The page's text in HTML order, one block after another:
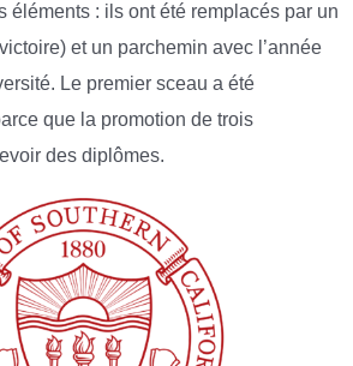
éléments : ils ont été remplacés par un
et un parchemin avec l’année
Le premier sceau a été
que la promotion de trois
des diplômes.